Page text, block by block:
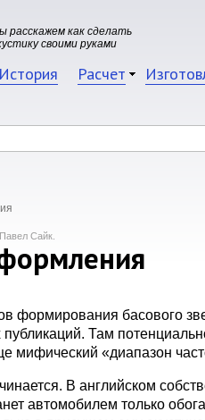
расскажем как сделать
своими руками
История Расчет
Сайк.
формирования басового
Там
мифический «диапазон
В английском
автомобилем только